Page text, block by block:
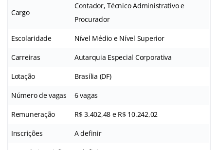
Cargo
Contador, Técnico Administrativo e
Procurador
Escolaridade Nível Médio e Nível Superior
Carreiras Autarquia Especial Corporativa
Lotação Brasília (DF)
Número de vagas 6 vagas
Remuneração R$ 3.402,48 e R$ 10.242,02
Inscrições A definir